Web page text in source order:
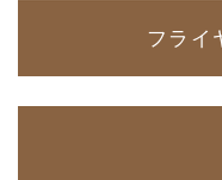
フライ